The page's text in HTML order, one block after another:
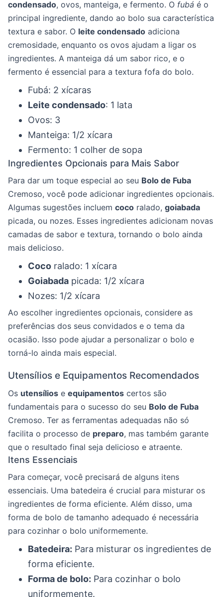
condensado, ovos, manteiga, e fermento. O fubá é o
principal ingrediente, dando ao bolo sua característica
textura e sabor. O leite condensado adiciona
cremosidade, enquanto os ovos ajudam a ligar os
ingredientes. A manteiga dá um sabor rico, e o
fermento é essencial para a textura fofa do bolo.
Fubá: 2 xícaras
Leite condensado: 1 lata
Ovos: 3
Manteiga: 1/2 xícara
Fermento: 1 colher de sopa
Ingredientes Opcionais para Mais Sabor
Para dar um toque especial ao seu Bolo de Fuba
Cremoso, você pode adicionar ingredientes opcionais.
Algumas sugestões incluem coco ralado, goiabada
picada, ou nozes. Esses ingredientes adicionam novas
camadas de sabor e textura, tornando o bolo ainda
mais delicioso.
Coco ralado: 1 xícara
Goiabada picada: 1/2 xícara
Nozes: 1/2 xícara
Ao escolher ingredientes opcionais, considere as
preferências dos seus convidados e o tema da
ocasião. Isso pode ajudar a personalizar o bolo e
torná-lo ainda mais especial.
Utensílios e Equipamentos Recomendados
Os utensílios e equipamentos certos são
fundamentais para o sucesso do seu Bolo de Fuba
Cremoso. Ter as ferramentas adequadas não só
facilita o processo de preparo, mas também garante
que o resultado final seja delicioso e atraente.
Itens Essenciais
Para começar, você precisará de alguns itens
essenciais. Uma batedeira é crucial para misturar os
ingredientes de forma eficiente. Além disso, uma
forma de bolo de tamanho adequado é necessária
para cozinhar o bolo uniformemente.
Batedeira: Para misturar os ingredientes de
forma eficiente.
Forma de bolo: Para cozinhar o bolo
uniformemente.